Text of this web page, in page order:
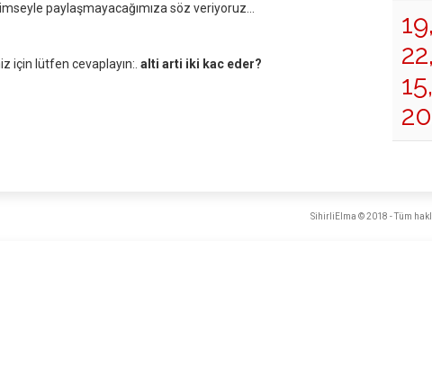
paylaşmayacağımıza söz veriyoruz...
için lütfen cevaplayın:. alti arti iki kac eder?
SihirliElma © 2018 - Tüm